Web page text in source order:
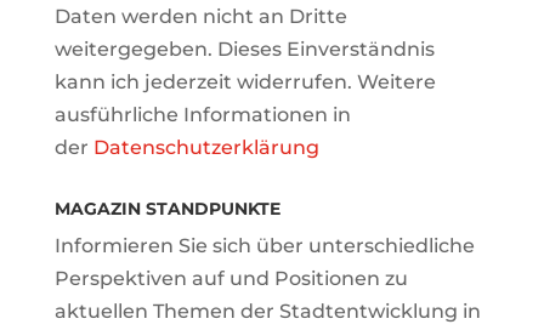
Daten werden nicht an Dritte
weitergegeben. Dieses Einverständnis
kann ich jederzeit widerrufen. Weitere
ausführliche Informationen in
der Datenschutzerklärung
MAGAZIN STANDPUNKTE
Informieren Sie sich über unterschiedliche
Perspektiven auf und Positionen zu
aktuellen Themen der Stadtentwicklung in